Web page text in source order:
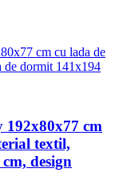
192x80x77 cm
textil,
design